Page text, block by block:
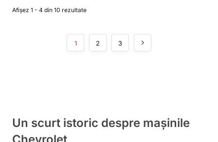
Afișez 1 - 4 din 10 rezultate
1 2 3
Un scurt istoric despre mașinile
Chevrolet